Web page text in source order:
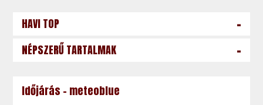
HAVI TOP -
NÉPSZERŰ TARTALMAK -
Időjárás - meteoblue